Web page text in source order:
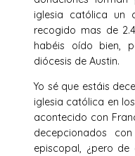
iglesia católica un
recogido mas de
habéis oído bien,
diócesis de Austin.
Yo sé que estáis
iglesia católica en
acontecido con
decepcionados
episcopal, ¿pero